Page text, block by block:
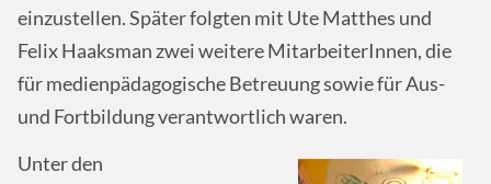
einzustellen. Später folgten mit Ute Matthes und
Felix Haaksman zwei weitere MitarbeiterInnen, die
für medienpädagogische Betreuung sowie für Aus-
und Fortbildung verantwortlich waren.
Unter den